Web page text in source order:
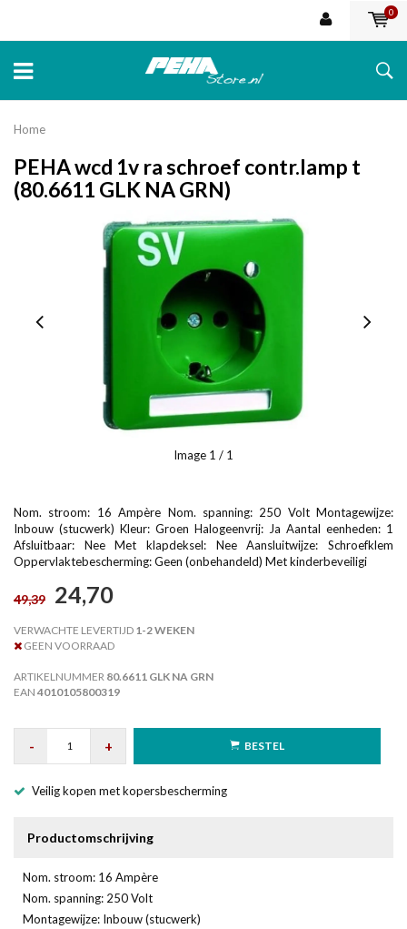
0
Home
PEHA wcd 1v ra schroef contr.lamp t
(80.6611 GLK NA GRN)
Image 1 / 1
Nom. stroom: 16 Ampère Nom. spanning: 250 Volt Montagewijze:
Inbouw (stucwerk) Kleur: Groen Halogeenvrij: Ja Aantal eenheden: 1
Afsluitbaar: Nee Met klapdeksel: Nee Aansluitwijze: Schroefklem
Oppervlaktebescherming: Geen (onbehandeld) Met kinderbeveiligi
49,39 24,70
VERWACHTE LEVERTIJD 1-2 WEKEN
GEEN VOORRAAD
ARTIKELNUMMER 80.6611 GLK NA GRN
EAN 4010105800319
- + BESTEL
Veilig kopen met kopersbescherming
Productomschrijving
Nom. stroom: 16 Ampère
Nom. spanning: 250 Volt
Montagewijze: Inbouw (stucwerk)